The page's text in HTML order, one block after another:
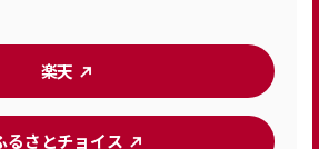
楽天
るさとチョイス